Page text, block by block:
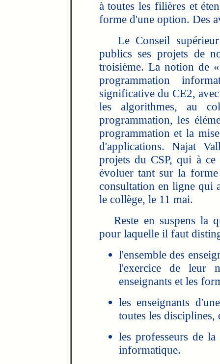
à toutes les filières et
forme d'une option. Des
Le Conseil supérieur
publics ses projets de
troisième. La notion de
programmation
significative du CE2,
les algorithmes, au
programmation, les
programmation et la
d'applications. Najat
projets du CSP, qui à
évoluer tant sur la
consultation en ligne qui
le collège, le 11 mai.
Reste en suspens la
pour laquelle il faut
l'ensemble des
l'exercice de leur
enseignants et les
les enseignants
toutes les
les professeurs de
informatique.